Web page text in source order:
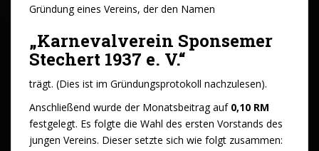
Gründung eines Vereins, der den Namen
„Karnevalverein Sponsemer
Stechert 1937 e. V.“
trägt. (Dies ist im Gründungsprotokoll nachzulesen).
Anschließend wurde der Monatsbeitrag auf 0,10 RM
festgelegt. Es folgte die Wahl des ersten Vorstands des
jungen Vereins. Dieser setzte sich wie folgt zusammen: